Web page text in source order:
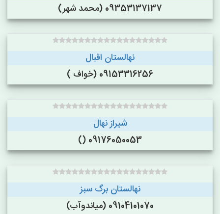
09353137137 (محمد شهر)
نهالستان اقبال
09153316256 (خواف )
شیراز نهال
09176050053 ()
نهالستان برگ سبز
09104101070 (میاندوآب)